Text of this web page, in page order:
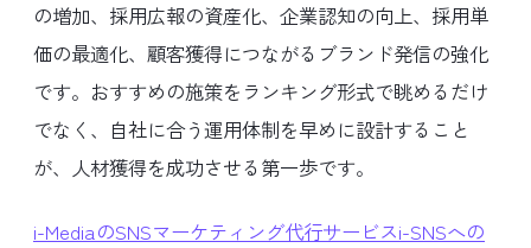
の増加、採用広報の資産化、企業認知の向上、採用単
価の最適化、顧客獲得につながるブランド発信の強化
です。おすすめの施策をランキング形式で眺めるだけ
でなく、自社に合う運用体制を早めに設計すること
が、人材獲得を成功させる第一歩です。
i-MediaのSNSマーケティング代行サービスi-SNSへの